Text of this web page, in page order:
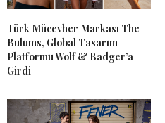
Türk Mücevher Markası The
Bulums, Global Tasarım
Platformu Wolf & Badger’a
Girdi